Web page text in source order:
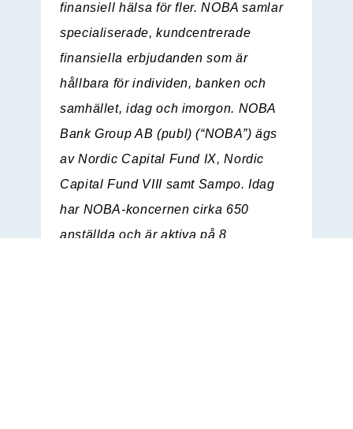
finansiell hälsa för fler. NOBA samlar
specialiserade, kundcentrerade
finansiella erbjudanden som är
hållbara för individen, banken och
samhället, idag och imorgon. NOBA
Bank Group AB (publ) (“NOBA”) ägs
av Nordic Capital Fund IX, Nordic
Capital Fund VIII samt Sampo. Idag
har NOBA-koncernen cirka 650
anställda och är aktiva på 8